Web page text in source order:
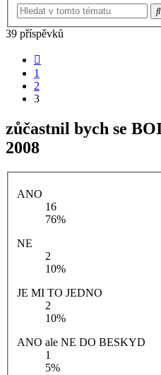
39 příspěvků
1
2
3
zůčastnil bych se
2008
ANO
16
76%
NE
2
10%
JE MI TO JEDNO
2
10%
ANO ale NE DO BESKYD
1
5%